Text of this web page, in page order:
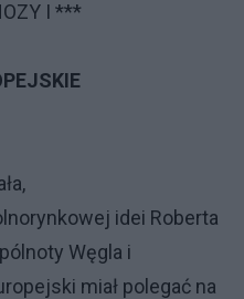
I ***
idei Roberta
Węgla i
miał polegać na